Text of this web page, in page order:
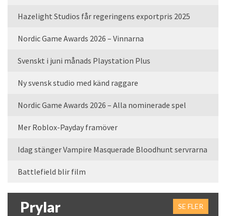
Hazelight Studios får regeringens exportpris 2025
Nordic Game Awards 2026 – Vinnarna
Svenskt i juni månads Playstation Plus
Ny svensk studio med känd raggare
Nordic Game Awards 2026 – Alla nominerade spel
Mer Roblox-Payday framöver
Idag stänger Vampire Masquerade Bloodhunt servrarna
Battlefield blir film
Prylar SE FLER